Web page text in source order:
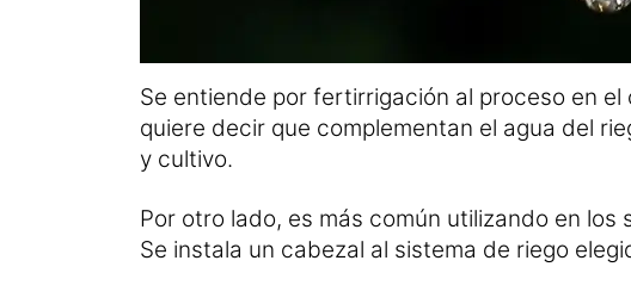
Se entiende por fertirrigación al proceso en el
quiere decir que complementan el agua del
y cultivo.
Por otro lado, es más común utilizando en
Se instala un cabezal al sistema de riego